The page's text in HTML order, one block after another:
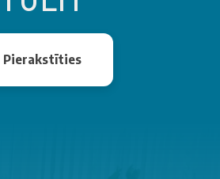
Pierakstīties